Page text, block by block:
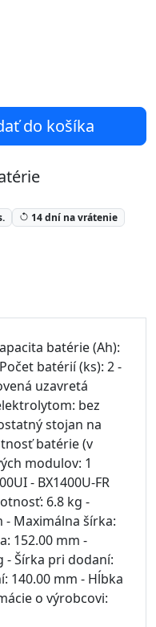
do košíka
14 dní na vrátenie
batérie (Ah):
batérií (ks): 2 -
uzavretá
bez
stojan na
batérie (v
modulov: 1
- BX1400U-FR
6.8 kg -
- Maximálna šírka:
152.00 mm -
- Šírka pri dodaní:
140.00 mm - Hĺbka
o výrobcovi: